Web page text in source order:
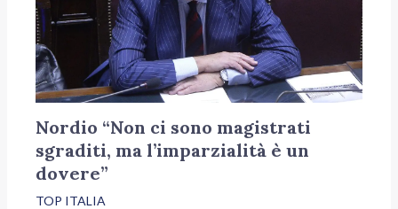
Nordio “Non ci sono magistrati
sgraditi, ma l’imparzialità è un
dovere”
TOP ITALIA